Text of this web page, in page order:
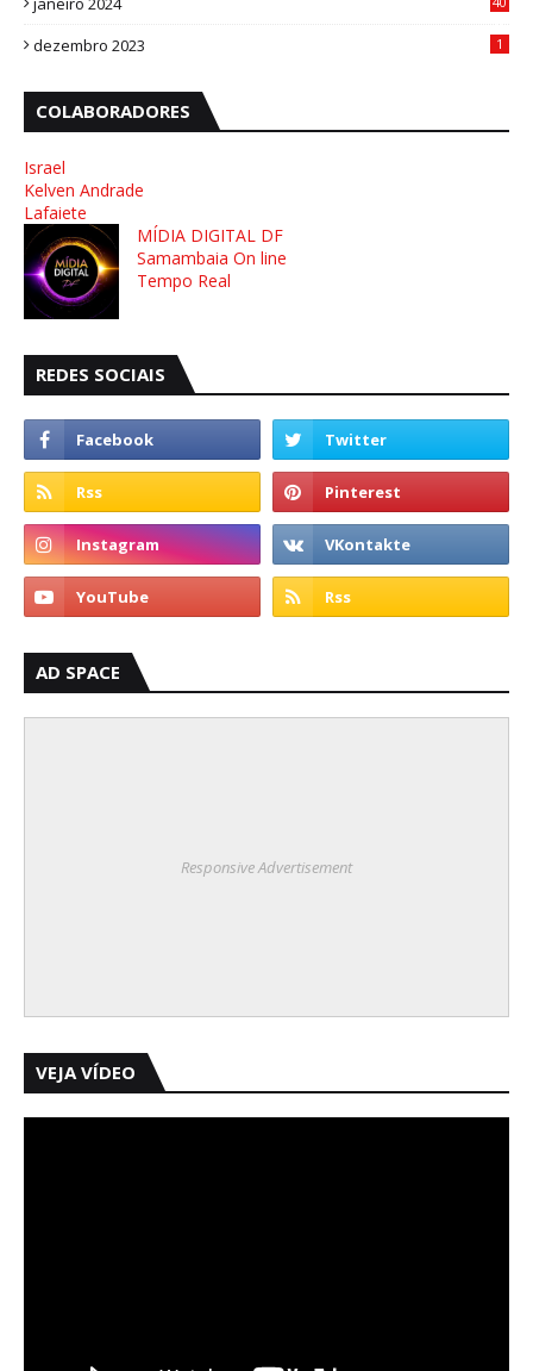
dezembro 2023 1
COLABORADORES
Israel
Kelven Andrade
Lafaiete
MÍDIA DIGITAL DF
Samambaia On line
Tempo Real
REDES SOCIAIS
AD SPACE
Responsive Advertisement
VEJA VÍDEO